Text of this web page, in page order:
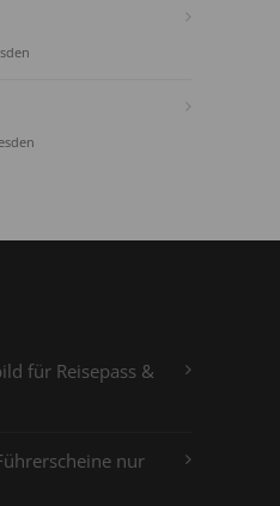
für Reisepass &
nur